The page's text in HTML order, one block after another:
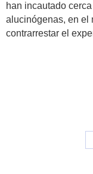
han incautado
alucinógenas, en el
contrarrestar el